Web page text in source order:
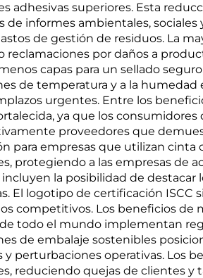
adhesivas superiores. Esta
de informes ambientales, sociales
de gestión de residuos. La
reclamaciones por daños a
capas para un sellado
de temperatura y a la humedad
urgentes. Entre los
ya que los
proveedores que
para empresas que utilizan
protegiendo a las empresas de
la posibilidad de
El logotipo de certificación
competitivos. Los beneficios
todo el mundo implementan
de embalaje sostenibles
y perturbaciones operativas. Los
reduciendo quejas de clientes y